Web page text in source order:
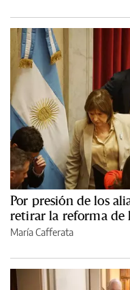
Por presión de los
retirar la reforma de
María Cafferata